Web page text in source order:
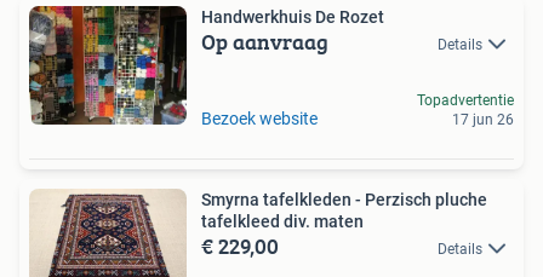
Handwerkhuis De Rozet
Op aanvraag Details
Bezoek website
Topadvertentie
17 jun 26
Smyrna tafelkleden - Perzisch pluche
tafelkleed div. maten
€ 229,00 Details